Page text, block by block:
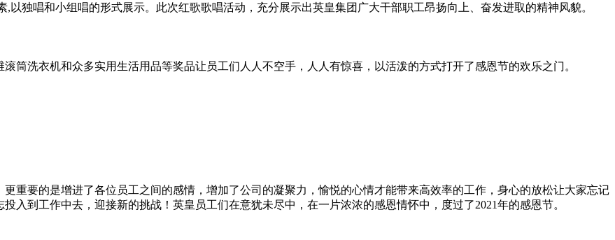
,以独唱和小组唱的形式展示。此次红歌歌唱活动，充分展示出英皇集团广大干部职工昂扬向上、奋发进取的精神风貌。
滚筒洗衣机和众多实用生活用品等奖品让员工们人人不空手，人人有惊喜，以活泼的方式打开了感恩节的欢乐之门。
重要的是增进了各位员工之间的感情，增加了公司的凝聚力，愉悦的心情才能带来高效率的工作，身心的放松让大家忘记
入到工作中去，迎接新的挑战！英皇员工们在意犹未尽中，在一片浓浓的感恩情怀中，度过了2021年的感恩节。